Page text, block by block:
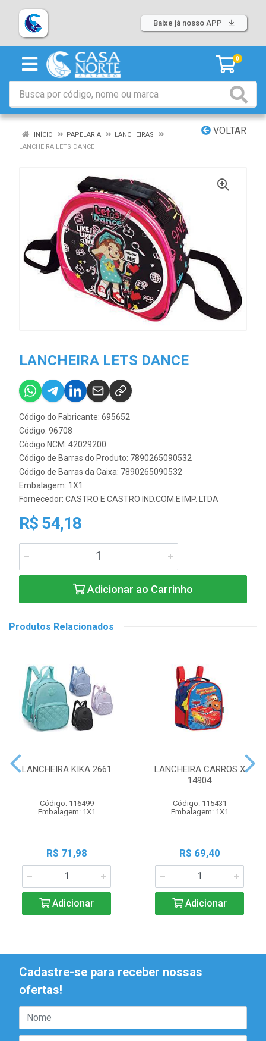
Baixe já nosso APP
0
VOLTAR
INÍCIO PAPELARIA
LANCHEIRAS
LANCHEIRA LETS DANCE
LANCHEIRA LETS DANCE
Código do Fabricante: 695652
Código: 96708
Código NCM: 42029200
Código de Barras do Produto: 7890265090532
Código de Barras da Caixa: 7890265090532
Embalagem: 1X1
Fornecedor: CASTRO E CASTRO IND.COM.E IMP. LTDA
R$ 54,18
Adicionar ao Carrinho
Produtos Relacionados
LANCHEIRA KIKA 2661
Código: 116499
Embalagem: 1X1
R$ 71,98
Adicionar
LANCHEIRA CARROS X
14904
Código: 115431
Embalagem: 1X1
R$ 69,40
Adicionar
Cadastre-se para receber nossas
ofertas!